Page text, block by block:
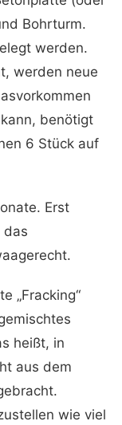
Bohrturm.
werden.
werden neue
benötigt
6 Stück auf
Erst
das
„Fracking“
heißt, in
aus dem
wie viel